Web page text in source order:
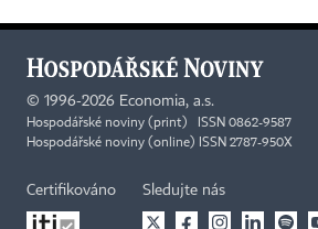
© 1996-2026 Economia, a.s.
Hospodářské noviny (print) ISSN 0862-9587
Hospodářské noviny (online) ISSN 2787-950X
Certifikováno Sledujte nás